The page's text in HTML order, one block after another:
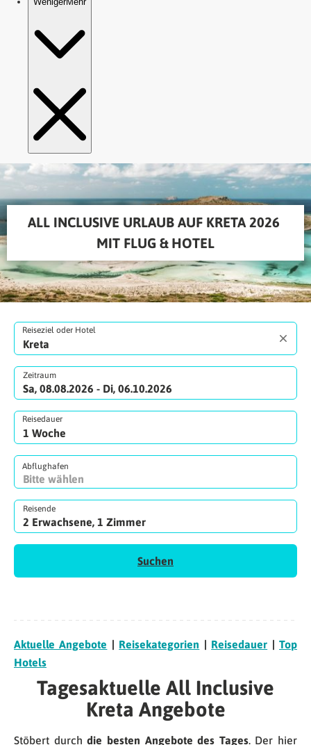
ALL INCLUSIVE URLAUB AUF KRETA 2026
MIT FLUG & HOTEL
Reiseziel oder Hotel
Zeitraum
Sa, 08.08.2026 - Di, 06.10.2026
Reisedauer
Abflughafen
Reisende
2 Erwachsene, 1 Zimmer
Suchen
Aktuelle Angebote Reisekategorien Reisedauer |Top
Hotels
Tagesaktuelle All Inclusive
Kreta Angebote
Stöbert durchdie besten Angebote des Tages. Der hier